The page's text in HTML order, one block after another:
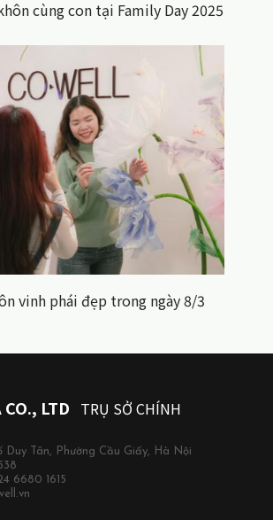
cùng con tại Family Day 2025
vinh phái đẹp trong ngày 8/3
LTD TRỤ SỞ CHÍNH
Duy Tân, Phường Cầu Giấy, Hà Nội
6680 1615